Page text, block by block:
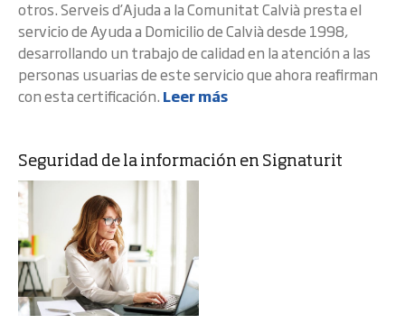
otros. Serveis d’Ajuda a la Comunitat Calvià presta el
servicio de Ayuda a Domicilio de Calvià desde 1998,
desarrollando un trabajo de calidad en la atención a las
personas usuarias de este servicio que ahora reafirman
con esta certificación. Leer más
Seguridad de la información en Signaturit